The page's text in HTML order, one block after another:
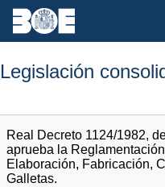
Legislación
Real Decreto 1124/1982,
aprueba la
Elaboración, Fabricación,
Galletas.